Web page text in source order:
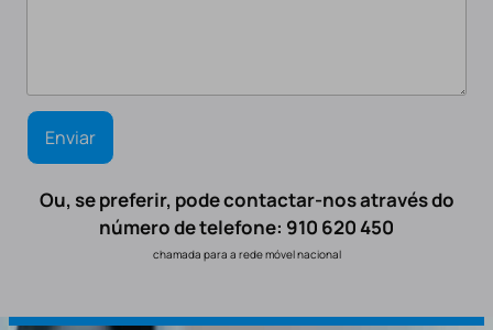
Ou, se preferir, pode contactar-nos através do
número de telefone: 910 620 450
chamada para a rede móvel nacional